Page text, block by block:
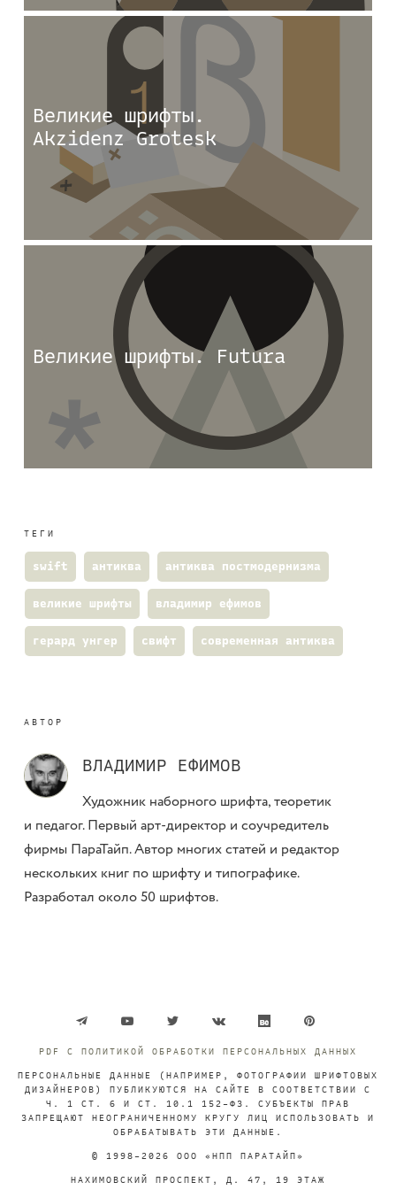
Великие шрифты.
Akzidenz Grotesk
Великие шрифты. Futura
ТЕГИ
swift антиква антиква постмодернизма
великие шрифты владимир ефимов
герард унгер свифт современная антиква
АВТОР
ВЛАДИМИР ЕФИМОВ
Художник наборного шрифта, теоретик
и педагог. Первый арт-директор и соучредитель
фирмы ПараТайп. Автор многих статей и редактор
нескольких книг по шрифту и типографике.
Разработал около 50 шрифтов.
PDF С ПОЛИТИКОЙ ОБРАБОТКИ ПЕРСОНАЛЬНЫХ ДАННЫХ
ПЕРСОНАЛЬНЫЕ ДАННЫЕ (НАПРИМЕР, ФОТОГРАФИИ ШРИФТОВЫХ
ДИЗАЙНЕРОВ) ПУБЛИКУЮТСЯ НА САЙТЕ В СООТВЕТСТВИИ С
Ч. 1 СТ. 6 И СТ. 10.1 152-ФЗ. СУБЪЕКТЫ ПРАВ
ЗАПРЕЩАЮТ НЕОГРАНИЧЕННОМУ КРУГУ ЛИЦ ИСПОЛЬЗОВАТЬ И
ОБРАБАТЫВАТЬ ЭТИ ДАННЫЕ.
© 1998-2026 ООО «НПП ПАРАТАЙП»
НАХИМОВСКИЙ ПРОСПЕКТ, Д. 47, 19 ЭТАЖ